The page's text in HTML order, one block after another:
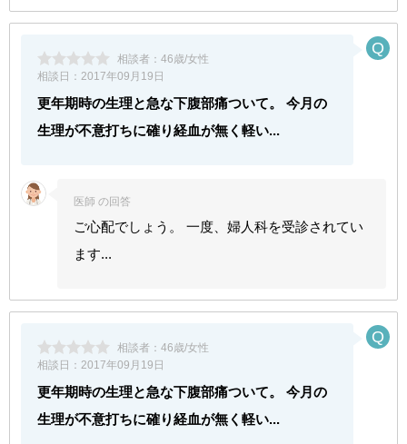
相談者： 46歳/女性
相談日： 2017年09月19日
更年期時の生理と急な下腹部痛ついて。 今月の
生理が不意打ちに確り経血が無く軽い...
医師 の回答
ご心配でしょう。 一度、婦人科を受診されてい
ます...
相談者： 46歳/女性
相談日： 2017年09月19日
更年期時の生理と急な下腹部痛ついて。 今月の
生理が不意打ちに確り経血が無く軽い...